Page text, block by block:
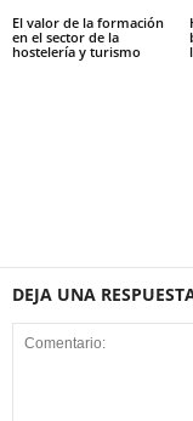
El valor de la formación
en el sector de la
hostelería y turismo
DEJA UNA